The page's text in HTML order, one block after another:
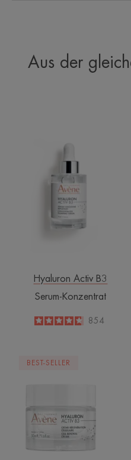
Aus der
Hyaluron Activ B3
Serum-Konzentrat
4.7
/
5
854
BEST-SELLER